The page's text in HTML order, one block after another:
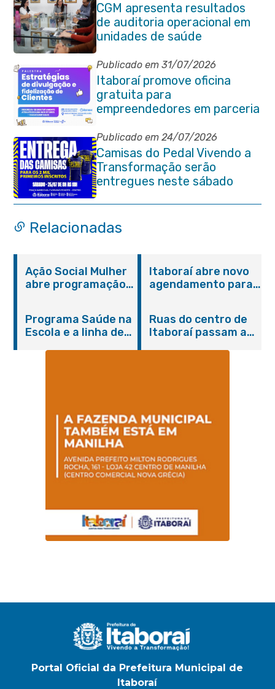
CGM apresenta resultados
de auditoria operacional em
unidades de saúde
Publicado em 31/07/2026
Itaboraí promove oficina
gratuita para
empreendedores em parceria
Publicado em 24/07/2026
Camisas do Pedal Vivendo a
Transformação serão
entregues neste sábado
(25/07)
Relacionadas
Ação Social Mulher
abre programação
serviços gratuitos e
orientações
Itaboraí abre novo
agendamento para
Programa Saúde na
Escola e a linha de
Magalhães Seabra
Ruas do centro de
Itaboraí passam a
Portal Oficial da Prefeitura Municipal de
Itaboraí